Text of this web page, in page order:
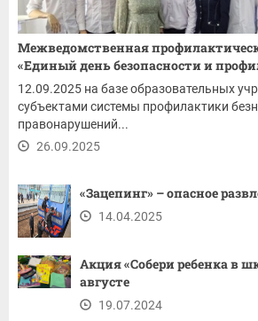
Межведомственная
«Единый день безопасности и
12.09.2025 на базе образовательных
субъектами системы профилактики
правонарушений...
26.09.2025
«Зацепинг» – опасное
14.04.2025
Акция «Собери ребенка в
августе
19.07.2024